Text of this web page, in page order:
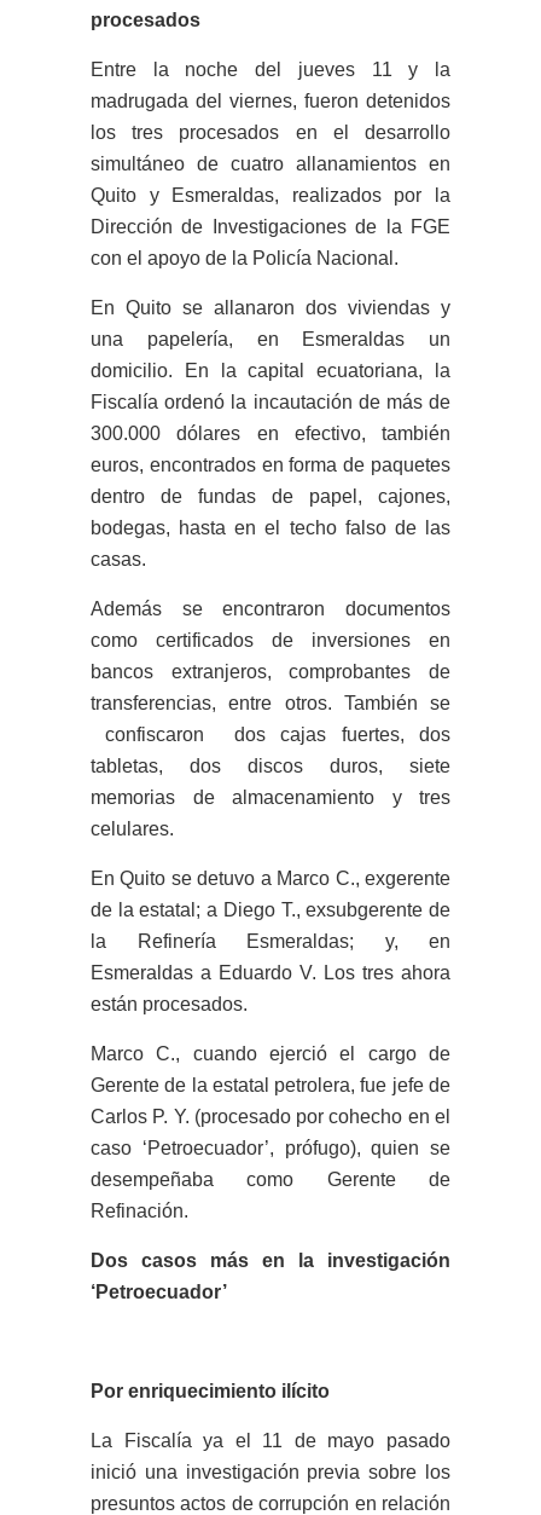
procesados
Entre la noche del jueves 11 y la
madrugada del viernes, fueron detenidos
los tres procesados en el desarrollo
simultáneo de cuatro allanamientos en
Quito y Esmeraldas, realizados por la
Dirección de Investigaciones de la FGE
con el apoyo de la Policía Nacional.
En Quito se allanaron dos viviendas y
una papelería, en Esmeraldas un
domicilio. En la capital ecuatoriana, la
Fiscalía ordenó la incautación de más de
300.000 dólares en efectivo, también
euros, encontrados en forma de paquetes
dentro de fundas de papel, cajones,
bodegas, hasta en el techo falso de las
casas.
Además se encontraron documentos
como certificados de inversiones en
bancos extranjeros, comprobantes de
transferencias, entre otros. También se
confiscaron dos cajas fuertes, dos
tabletas, dos discos duros, siete
memorias de almacenamiento y tres
celulares.
En Quito se detuvo a Marco C., exgerente
de la estatal; a Diego T., exsubgerente de
la Refinería Esmeraldas; y, en
Esmeraldas a Eduardo V. Los tres ahora
están procesados.
Marco C., cuando ejerció el cargo de
Gerente de la estatal petrolera, fue jefe de
Carlos P. Y. (procesado por cohecho en el
caso ‘Petroecuador’, prófugo), quien se
desempeñaba como Gerente de
Refinación.
Dos casos más en la investigación
‘Petroecuador’
Por enriquecimiento ilícito
La Fiscalía ya el 11 de mayo pasado
inició una investigación previa sobre los
presuntos actos de corrupción en relación